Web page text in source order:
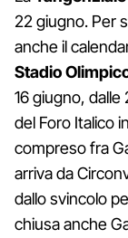
22 giugno. Per
anche il
Stadio
16 giugno, dalle
del Foro Italico
compreso fra
arriva da
dallo svincolo
chiusa anche